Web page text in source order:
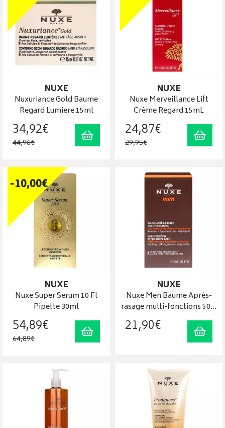
NUXE
Nuxuriance Gold Baume
Regard Lumiere 15ml
34,92€
44,96€
Ajouter au panier
NUXE
Nuxe Merveillance Lift
Crème Regard 15mL
24,87€
29,95€
NUXE
Nuxe Super Serum 10 Fl
Pipette 30ml
54,89€
64,89€
-10,00€
Ajouter au panier
NUXE
Nuxe Men Baume Après-
rasage multi-fonctions 50…
21,90€